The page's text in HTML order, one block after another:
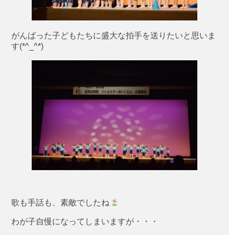
がんばった子どもたちに盛大な拍手を送りたいと思いま
す(*^_^*)
歌も手話も、素敵でしたね
わが子自慢になってしまいますが・・・